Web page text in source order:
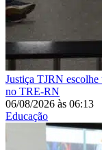
Justiça TJRN escolhe
no TRE-RN
06/08/2026 às 06:13
Educação